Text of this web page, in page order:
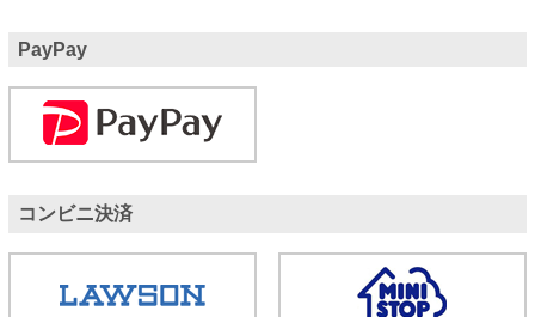
PayPay
コンビニ決済